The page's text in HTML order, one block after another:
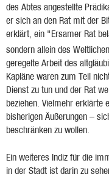
des Abtes angestellte
er sich an den Rat mit der
erklärt, ein "Ersamer Rat
sondern allein des
geregelte Arbeit des
Kapläne waren zum Teil
Dienst zu tun und der Rat
beziehen. Vielmehr erklärte
bisherigen Äußerungen –
beschränken zu wollen.
Ein weiteres Indiz für die
in der Stadt ist darin zu